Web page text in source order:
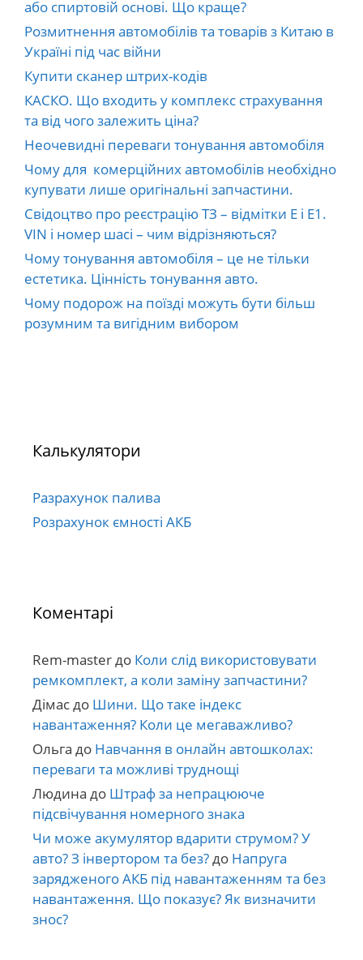
або спиртовій основі. Що краще?
Розмитнення автомобілів та товарів з Китаю в
Україні під час війни
Купити сканер штрих-кодів
КАСКО. Що входить у комплекс страхування
та від чого залежить ціна?
Неочевидні переваги тонування автомобіля
Чому для комерційних автомобілів необхідно
купувати лише оригінальні запчастини.
Свідоцтво про реєстрацію ТЗ – відмітки E і E1.
VIN і номер шасі – чим відрізняються?
Чому тонування автомобіля – це не тільки
естетика. Цінність тонування авто.
Чому подорож на поїзді можуть бути більш
розумним та вигідним вибором
Калькулятори
Разрахунок палива
Розрахунок ємності АКБ
Коментарі
Rem-masterдо Коли слід використовувати
ремкомплект, а коли заміну запчастини?
Дімасдо Шини. Що таке індекс
навантаження? Коли це мегаважливо?
Ольга до Навчання в онлайн автошколах:
переваги та можливі труднощі
Людина до Штраф за непрацююче
підсвічування номерного знака
Чи може акумулятор вдарити струмом? У
авто? З інвертором та без?до Напруга
зарядженого АКБ під навантаженням та без
навантаження. Що показує? Як визначити
знос?